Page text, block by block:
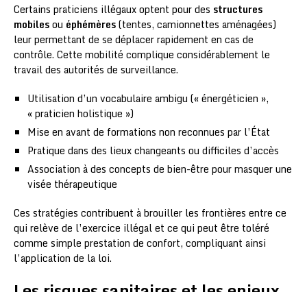
Certains praticiens illégaux optent pour des structures
mobilesou éphémères(tentes, camionnettes aménagées)
leur permettant de se déplacer rapidement en cas de
contrôle. Cette mobilité complique considérablement le
travail des autorités de surveillance.
Utilisation d’un vocabulaire ambigu (« énergéticien »,
« praticien holistique »)
Mise en avant de formations non reconnues par l’État
Pratique dans des lieux changeants ou difficiles d’accès
Association à des concepts de bien-être pour masquer une
visée thérapeutique
Ces stratégies contribuent à brouiller les frontières entre ce
qui relève de l’exercice illégal et ce qui peut être toléré
comme simple prestation de confort, compliquant ainsi
l’application de la loi.